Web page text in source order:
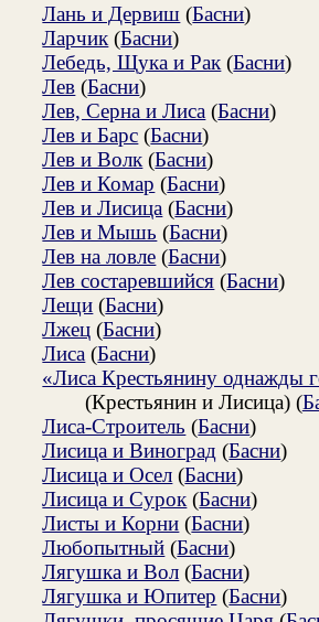
Лань и Дервиш (Басни)
Ларчик (Басни)
Лебедь, Щука и Рак (Басни)
Лев (Басни)
Лев, Серна и Лиса (Басни)
Лев и Барс (Басни)
Лев и Волк (Басни)
Лев и Комар (Басни)
Лев и Лисица (Басни)
Лев и Мышь (Басни)
Лев на ловле (Басни)
Лев состаревшийся (Басни)
Лещи (Басни)
Лжец (Басни)
Лиса (Басни)
«Лиса Крестьянину однажды
(Крестьянин и Лисица) (
Лиса-Строитель (Басни)
Лисица и Виноград (Басни)
Лисица и Осел (Басни)
Лисица и Сурок (Басни)
Листы и Корни (Басни)
Любопытный (Басни)
Лягушка и Вол (Басни)
Лягушка и Юпитер (Басни)